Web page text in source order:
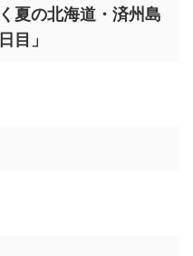
夏の北海道・済州島
目」